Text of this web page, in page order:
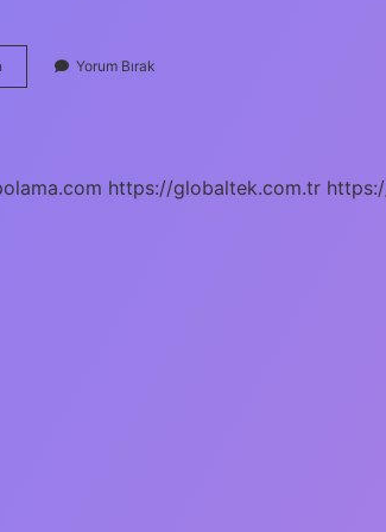
Polietilen
Nasıl
Yorum Bırak
https://globaltek.com.tr